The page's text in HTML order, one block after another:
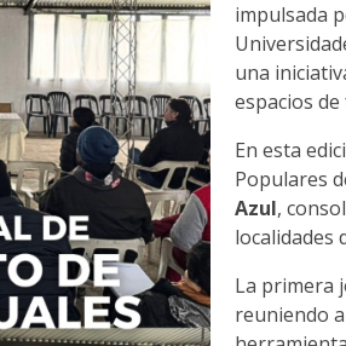
impulsada
una
espacios
En esta
Populares
Azul,
localidades
La primera
reuniendo a